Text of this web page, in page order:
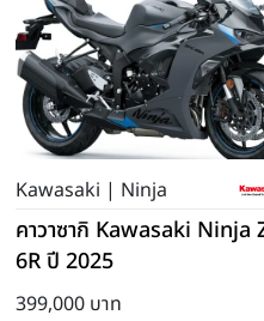
Kawasaki | Ninja
คาวาซากิ Kawasaki Ninja
6R ปี 2025
399,000 บาท